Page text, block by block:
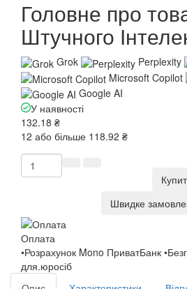
Головне про
Штучного
Grok Perplexity
Microsoft Copilot
Google AI
У наявності
132.18 ₴
12 або більше 118.92 ₴
Швидке
Оплата
•Розрахунок Mono ПриватБанк
для.юросіб